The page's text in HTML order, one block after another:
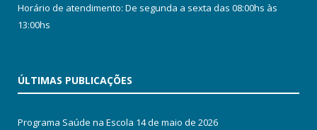
Horário de atendimento: De segunda a sexta das 08:00hs às
13:00hs
ÚLTIMAS PUBLICAÇÕES
Programa Saúde na Escola 14 de maio de 2026